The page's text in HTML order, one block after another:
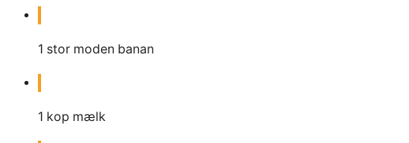
1 stor moden banan
1 kop mælk